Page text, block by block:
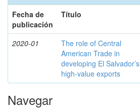
Fecha de
publicación
Título
2020-01
The role of Central
American Trade in
developing El Salvador’s
high-value exports
Navegar